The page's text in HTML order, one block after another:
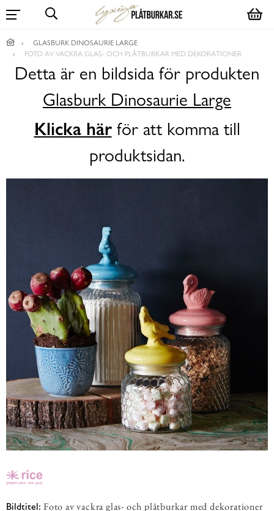
GLASBURK DINOSAURIE LARGE
FOTO AV VACKRA GLAS- OCH PLÅTBURKAR MED DEKORATIONER
Detta är en bildsida för produkten
Glasburk Dinosaurie Large
Klicka härför att komma till
produktsidan.
Bildtitel: Foto av vackra glas- och plåtburkar med dekorationer